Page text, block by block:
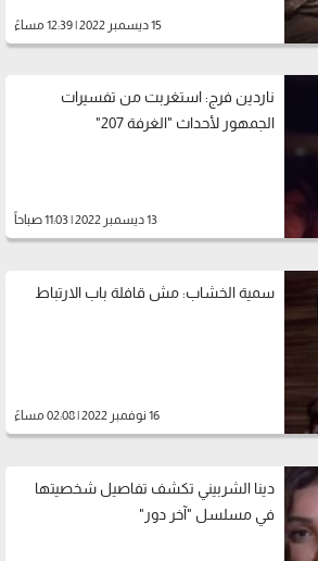
15 ديسمبر 2022 | 12:39 مساءً
ناردين فرج: استغربت من تفسيرات
الجمهور لأحداث "الغرفة 207"
13 ديسمبر 2022 | 11:03 صباحاً
سمية الخشاب: مش قافلة باب الارتباط
16 نوفمبر 2022 | 02:08 مساءً
دينا الشربيني تكشف تفاصيل شخصيتها
في مسلسل "آخر دور"